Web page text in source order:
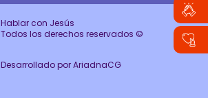
Hablar con Jesús
Todos los derechos reservados ©
Desarrollado por AriadnaCG